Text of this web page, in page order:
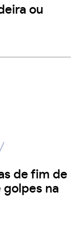
ou
de fim de
golpes na